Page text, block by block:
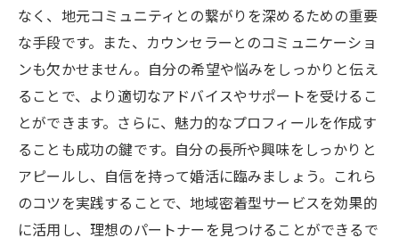
なく、地元コミュニティとの繋がりを深めるための重要
な手段です。また、カウンセラーとのコミュニケーショ
ンも欠かせません。自分の希望や悩みをしっかりと伝え
ることで、より適切なアドバイスやサポートを受けるこ
とができます。さらに、魅力的なプロフィールを作成す
ることも成功の鍵です。自分の長所や興味をしっかりと
アピールし、自信を持って婚活に臨みましょう。これら
のコツを実践することで、地域密着型サービスを効果的
に活用し、理想のパートナーを見つけることができるで